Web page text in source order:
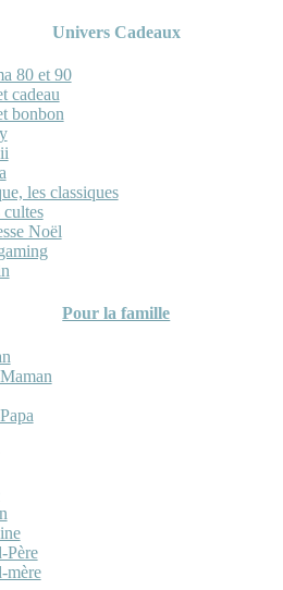
Univers Cadeaux
80 et 90
cadeau
bonbon
les classiques
cultes
Noël
Pour la famille
Père
mère